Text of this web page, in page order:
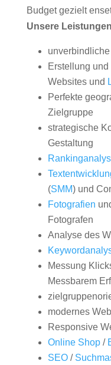
Budget gezielt
Unsere Leistungen
Erstellung
Websites und
Perfekte
Zielgruppe
strategische
Gestaltung
(SMM) und
Fotografien
Fotografen
Analyse des
Messung
Messbarem
modernes
Responsive
Online Shop/
SEO/